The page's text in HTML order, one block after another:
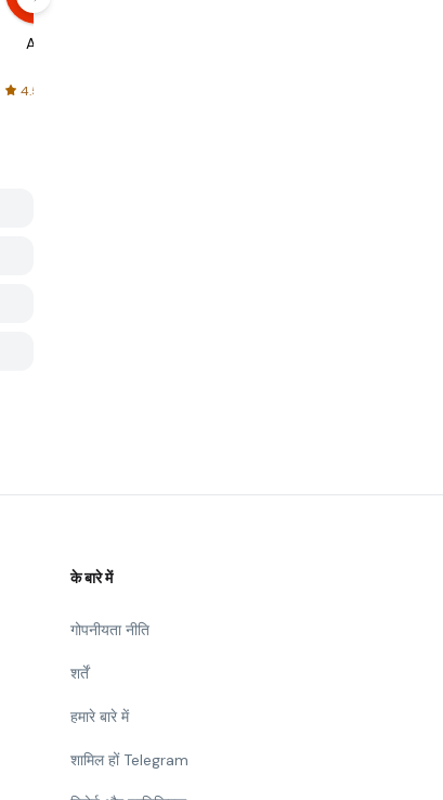
AliExpress
4.5
के बारे में
गोपनीयता नीति
शर्तें
हमारे बारे में
शामिल हों Telegram